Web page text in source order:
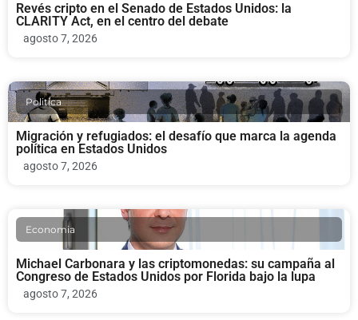
Revés cripto en el Senado de Estados Unidos: la
CLARITY Act, en el centro del debate
agosto 7, 2026
Politica
Migración y refugiados: el desafío que marca la agenda
política en Estados Unidos
agosto 7, 2026
Economia
Michael Carbonara y las criptomonedas: su campaña al
Congreso de Estados Unidos por Florida bajo la lupa
agosto 7, 2026